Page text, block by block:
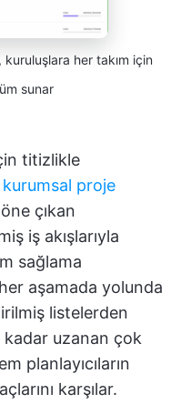
her takım için
sunar
titizlikle
kurumsal proje
çıkan
iş akışlarıyla
sağlama
aşamada yolunda
listelerden
uzanan çok
planlayıcıların
karşılar.